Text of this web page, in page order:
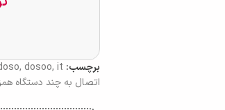
برچسب: , dosoo, it
اتصال به چند دستگاه